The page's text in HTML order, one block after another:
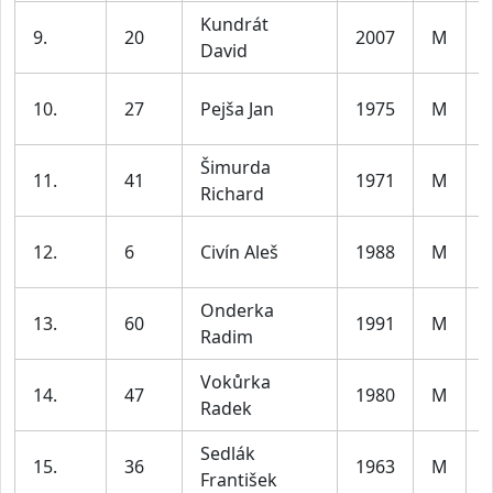
9. 20
Kundrát
David
2007 M
10. 27 Pejša Jan 1975 M
11. 41
Šimurda
Richard
1971 M
12. 6 Civín Aleš 1988 M
13. 60
Onderka
Radim
1991 M
14. 47
Vokůrka
Radek
1980 M
15. 36
Sedlák
František
1963 M